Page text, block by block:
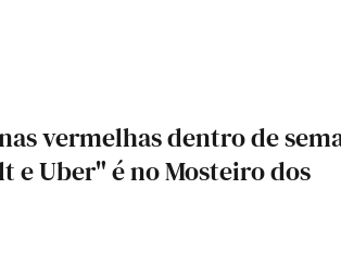
vermelhas dentro de
e Uber" é no Mosteiro dos